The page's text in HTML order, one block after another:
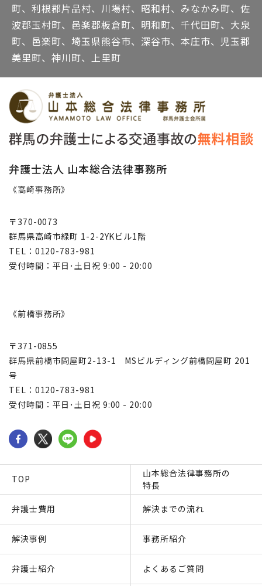
町、利根郡片品村、川場村、昭和村、みなかみ町、佐
波郡玉村町、邑楽郡板倉町、明和町、千代田町、大泉
町、邑楽町、埼玉県熊谷市、深谷市、本庄市、児玉郡
美里町、神川町、上里町
弁護士法人 山本総合法律事務所
《高崎事務所》
〒370-0073
群馬県高崎市緑町 1-2-2YKビル1階
TEL：0120-783-981
受付時間：平日･土日祝 9:00 - 20:00
《前橋事務所》
〒371-0855
群馬県前橋市問屋町2-13-1 MSビルディング前橋問屋町 201
号
TEL：0120-783-981
受付時間：平日･土日祝 9:00 - 20:00
TOP
山本総合法律事務所の
特長
弁護士費用 解決までの流れ
解決事例 事務所紹介
弁護士紹介 よくあるご質問